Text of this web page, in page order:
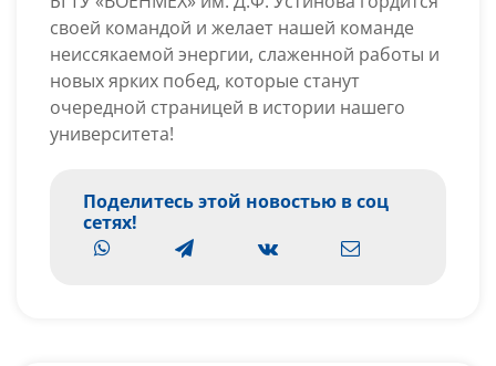
своей командой и желает нашей команде
неиссякаемой энергии, слаженной работы и
новых ярких побед, которые станут
очередной страницей в истории нашего
университета!
Поделитесь этой новостью в соц
сетях!